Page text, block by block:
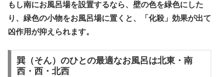
もし南にお風呂場を設置するなら、壁の色を緑色にした
り、緑色の小物をお風呂場に置くと、「化殺」効果が出て
凶作用が抑えられます。
巽（そん）のひとの最適なお風呂は北東・南
西・西・北西